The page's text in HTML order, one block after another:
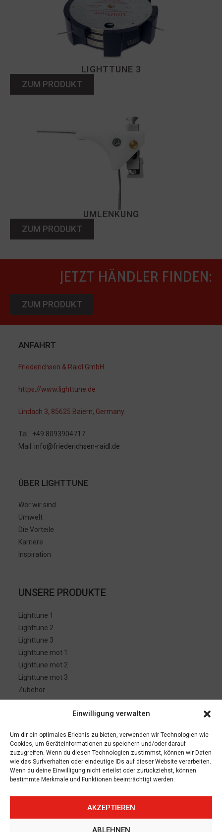
Einwilligung verwalten
Um dir ein optimales Erlebnis zu bieten, verwenden wir Technologien wie
Cookies, um Geräteinformationen zu speichern und/oder darauf
zuzugreifen. Wenn du diesen Technologien zustimmst, können wir Daten
wie das Surfverhalten oder eindeutige IDs auf dieser Website verarbeiten.
Wenn du deine Einwilligung nicht erteilst oder zurückziehst, können
bestimmte Merkmale und Funktionen beeinträchtigt werden.
AKZEPTIEREN
ABLEHNEN
LIGHTTUNE 3
ZUM PRODUKT
UMLENKUNG
ZUM PRODUKT
JETZT HÄNDLER FINDEN:
ZUM PRODUKT
ANFAHRT
Friederichsen & Raidl GmbH
https://www.lighttune.de
Lindach 3, 85625 Baiern, Germany
Tel.: +49 8093904717
Mail: info@friederichsen-raidl.de
ÜBER LIGHTTUNE
Wer wir sind
Umwelt
Die Vorteile
Karriere
Inspiration
UNSERE PRODUKTE
Lighttune 1
Lighttune 2
Lighttune 3
Lighttune mot 1
Lighttune mot 2
Lighttune mot 3
Zubehör
Kontakt
Häufige Fragen (FAQ)
Partner werden
Impressum